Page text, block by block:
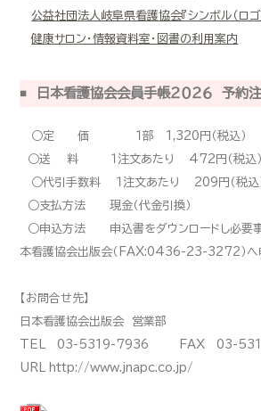
公益社団法人岐阜県看護協会『シンボル（ロゴ
健康サロン・情報資料室・図書の利用案内
日本看護協会会員手帳２０２６ 予約
○定 価 １部 1,320円（税込）
○送 料 １注文あたり 472円（税込）（
○代引手数料 １注文あたり 209円（税込
○支払方法 現金（代金引換）
○申込方法 申込書をダウンロードし必要事
本看護協会出版会（FAX:0436-23-3272）へ
【お問合せ先】
日本看護協会出版会 営業部
TEL 03-5319-7936 FAX 03-
URL http://www.jnapc.co.jp/